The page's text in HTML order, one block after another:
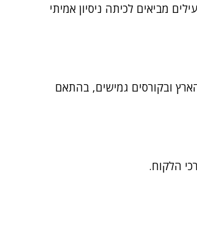
מביאים לכיתה ניסיון אמיתי
ובקורסים גמישים, בהתאם
הלקוח.